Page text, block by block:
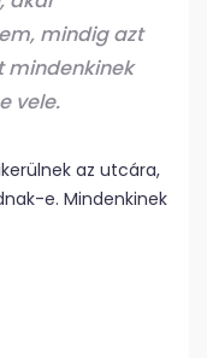
mindig azt
mindenkinek
vele.
az utcára,
e. Mindenkinek